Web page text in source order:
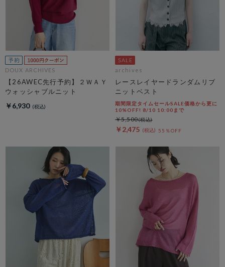
DOUX ARCHIVES
【26AWEC先行予約】２ＷＡＹ
ウォッシャブルニット
￥6,930
archives
レースレイヤードランダムリブ
ニットベスト
期間限定タイムセールSALE価格から更に
10%OFF! 8/10 10:00まで
￥2,475 55％OFF
￥5,500